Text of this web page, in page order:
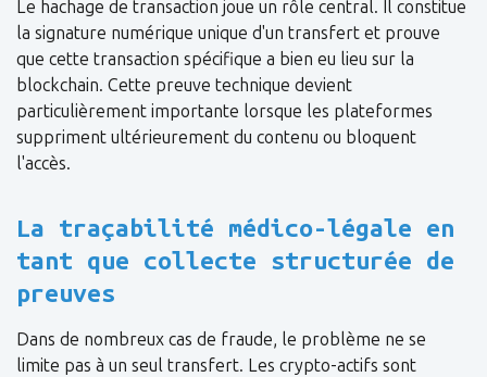
Le hachage de transaction joue un rôle central. Il constitue
la signature numérique unique d'un transfert et prouve
que cette transaction spécifique a bien eu lieu sur la
blockchain. Cette preuve technique devient
particulièrement importante lorsque les plateformes
suppriment ultérieurement du contenu ou bloquent
l'accès.
La traçabilité médico-légale en
tant que collecte structurée de
preuves
Dans de nombreux cas de fraude, le problème ne se
limite pas à un seul transfert. Les crypto-actifs sont